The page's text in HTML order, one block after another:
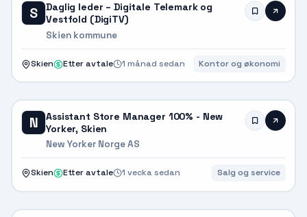
S
Daglig leder – Digitale Telemark og
Vestfold (DigiTV)
Skien kommune
Skien Etter avtale 1 månad sedan Kontor og økonomi
N
Assistant Store Manager 100% - New
Yorker, Skien
New Yorker Norge AS
Skien Etter avtale 1 vecka sedan Salg og service